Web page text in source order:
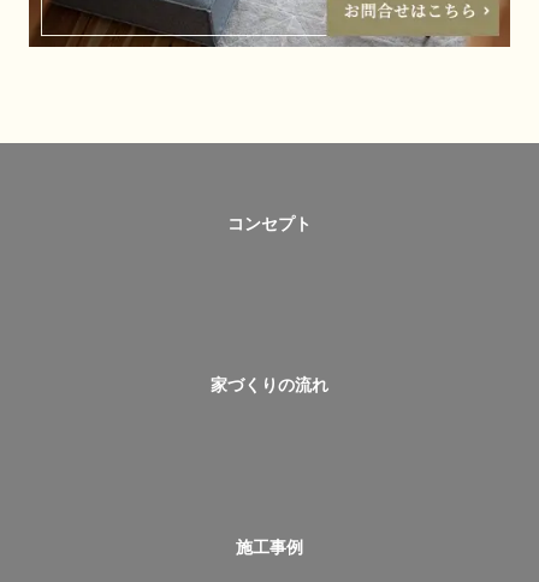
コンセプト
家づくりの流れ
施工事例